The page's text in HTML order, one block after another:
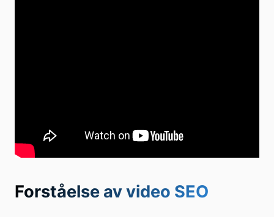
Forståelse av video SEO